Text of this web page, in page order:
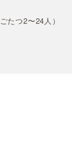
たつ2〜24人）